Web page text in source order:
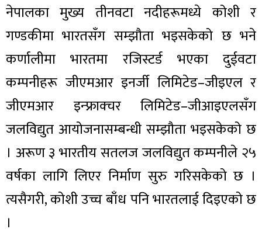
नेपालका मुख्य तीनवटा नदीहरूमध्ये कोशी र
गण्डकीमा भारतसँग सम्झौता भइसकेको छ भने
कर्णालीमा भारतमा रजिस्टर्ड भएका दुईवटा
कम्पनीहरू जीएमआर इनर्जी लिमिटेड–जीइएल र
जीएमआर इन्फ्राक्चर लिमिटेड–जीआइएलसँग
जलविद्युत आयोजनासम्बन्धी सम्झौता भइसकेको छ
। अरूण ३ भारतीय सतलज जलविद्युत कम्पनीले २५
वर्षका लागि लिएर निर्माण सुरु गरिसकेको छ ।
त्यसैगरी, कोशी उच्च बाँध पनि भारतलाई दिइएको छ
।